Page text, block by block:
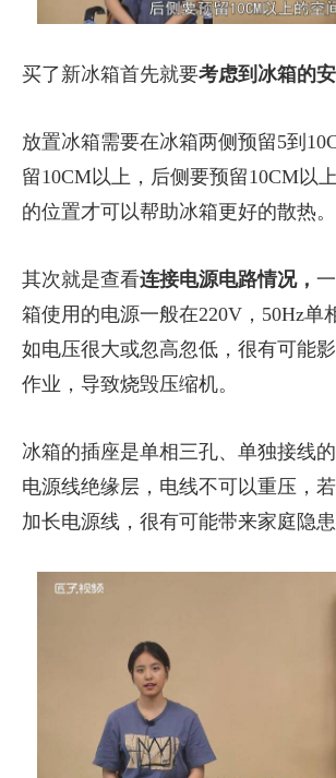
买了新冰箱首先就要考虑到冰箱的安
放置冰箱需要在冰箱两侧预留5到
留10CM以上，后侧要预留10CM以
的位置才可以帮助冰箱更好的散热。
其次就是查看连接电源电路情况，
箱使用的电源一般在220V，50Hz单
如电压很大或忽高忽低，很有可能
作业，导致烧毁压缩机。
冰箱的插座是单相三孔、单独接线
电源线绝缘层，电线不可以重压，
加长电源线，很有可能带来家庭隐患